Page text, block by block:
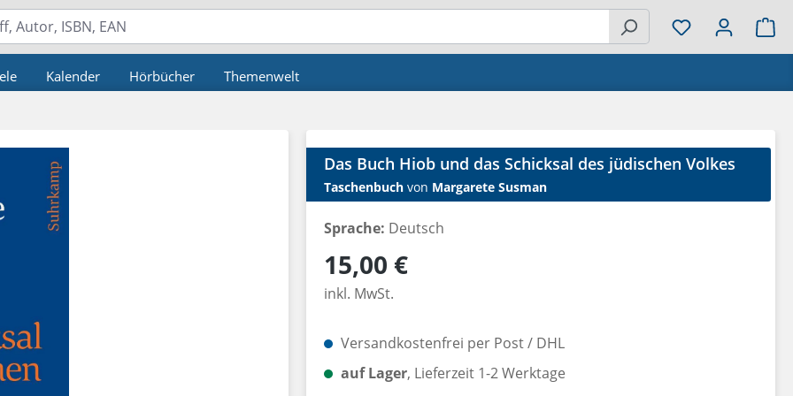
Kalender Hörbücher Themenwelt
Das Buch Hiob und das Schicksal des jüdischen Volkes
Taschenbuch von Margarete Susman
Sprache: Deutsch
Regulärer Preis:
15,00 €
inkl. MwSt.
Versandkostenfrei per Post / DHL
auf Lager, Lieferzeit 1-2 Werktage